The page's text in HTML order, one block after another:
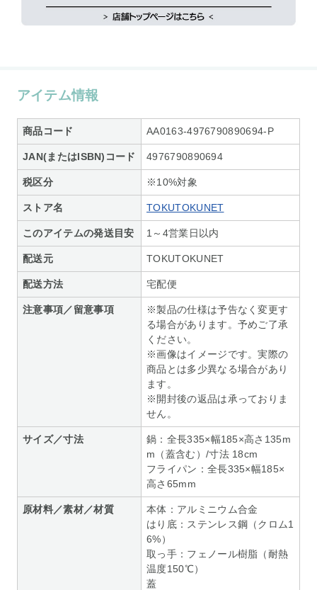
アイテム情報
商品コード AA0163-4976790890694-P
JAN(またはISBN)コード 4976790890694
税区分 ※10%対象
ストア名 TOKUTOKUNET
このアイテムの発送目安 1～4営業日以内
配送元 TOKUTOKUNET
配送方法 宅配便
注意事項／留意事項
※製品の仕様は予告なく変更す
る場合があります。予めご了承
ください。
※画像はイメージです。実際の
商品とは多少異なる場合があり
ます。
※開封後の返品は承っておりま
せん。
サイズ／寸法
鍋：全長335×幅185×高さ135m
m（蓋含む）/寸法 18cm
フライパン：全長335×幅185×
高さ65mm
原材料／素材／材質
本体：アルミニウム合金
はり底：ステンレス鋼（クロム1
6%）
取っ手：フェノール樹脂（耐熱
温度150℃）
蓋